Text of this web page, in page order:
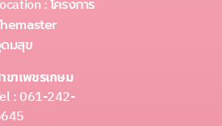
:โครงการ
มสุข
ขาเพชรเกษม
: 061-242-